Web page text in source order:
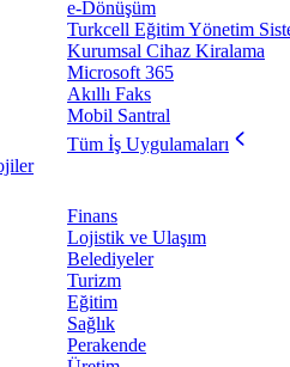
e-Dönüşüm
Turkcell Eğitim Yönetim
Kurumsal Cihaz Kiralama
Microsoft 365
Akıllı Faks
Mobil Santral
Tüm İş Uygulamaları
Finans
Lojistik ve Ulaşım
Belediyeler
Turizm
Eğitim
Sağlık
Perakende